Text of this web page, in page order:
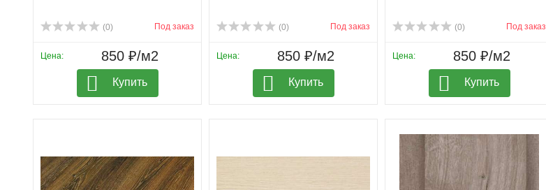
(0) Под заказ
Цена: 850 ₽/м2
Купить
(0) Под заказ
Цена: 850 ₽/м2
Купить
(0) Под заказ
Цена: 850 ₽/м2
Купить